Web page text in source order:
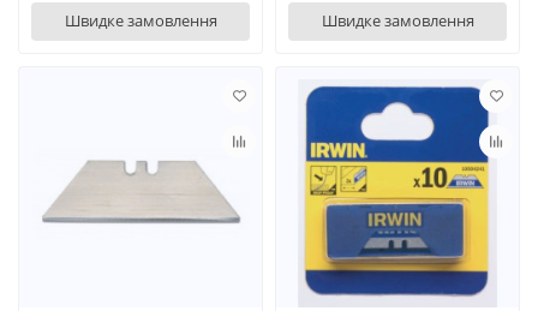
Швидке замовлення Швидке замовлення